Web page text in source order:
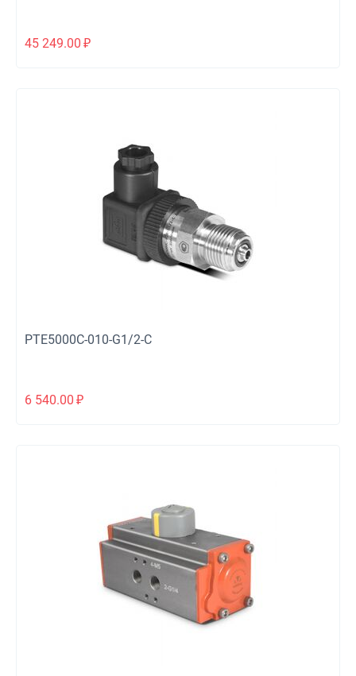
45 249.00 ₽
PTE5000C-010-G1/2-C
6 540.00 ₽